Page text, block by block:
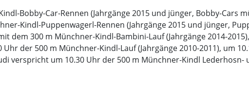
Bobby-Car-Rennen (Jahrgänge 2015 und jünger, Bobby-Cars
Kindl-Puppenwagerl-Rennen (Jahrgänge 2015 und jünger,
dem 300 m Münchner-Kindl-Bambini-Lauf (Jahrgänge 2014-
der 500 m Münchner-Kindl-Lauf (Jahrgänge 2010-2011), um
verspricht um 10.30 Uhr der 500 m Münchner-Kindl Lederhosn-